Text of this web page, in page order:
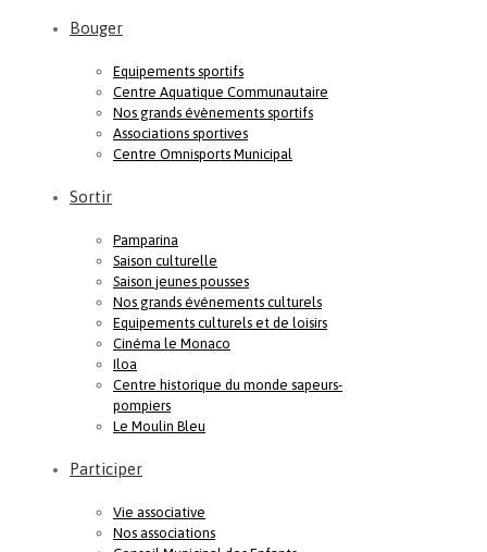
Bouger
Equipements sportifs
Centre Aquatique Communautaire
Nos grands évènements sportifs
Associations sportives
Centre Omnisports Municipal
Sortir
Pamparina
Saison culturelle
Saison jeunes pousses
Nos grands événements culturels
Equipements culturels et de loisirs
Cinéma le Monaco
Iloa
Centre historique du monde sapeurs-
pompiers
Le Moulin Bleu
Participer
Vie associative
Nos associations